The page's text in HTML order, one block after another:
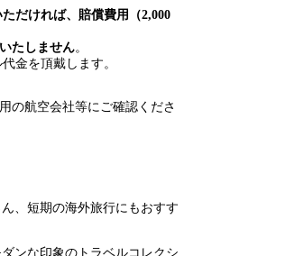
だければ、賠償費用（2,000
たしません。
金を頂戴します。
の航空会社等にご確認くださ
、短期の海外旅行にもおすす
ンな印象のトラベルコレクシ